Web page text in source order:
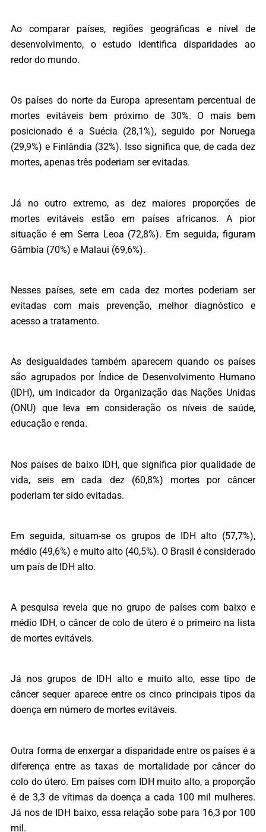
Ao comparar países, regiões geográficas e nível de
desenvolvimento, o estudo identifica disparidades ao
redor do mundo.
Os países do norte da Europa apresentam percentual de
mortes evitáveis bem próximo de 30%. O mais bem
posicionado é a Suécia (28,1%), seguido por Noruega
(29,9%) e Finlândia (32%). Isso significa que, de cada dez
mortes, apenas três poderiam ser evitadas.
Já no outro extremo, as dez maiores proporções de
mortes evitáveis estão em países africanos. A pior
situação é em Serra Leoa (72,8%). Em seguida, figuram
Gâmbia (70%) e Malaui (69,6%).
Nesses países, sete em cada dez mortes poderiam ser
evitadas com mais prevenção, melhor diagnóstico e
acesso a tratamento.
As desigualdades também aparecem quando os países
são agrupados por Índice de Desenvolvimento Humano
(IDH), um indicador da Organização das Nações Unidas
(ONU) que leva em consideração os níveis de saúde,
educação e renda.
Nos países de baixo IDH, que significa pior qualidade de
vida, seis em cada dez (60,8%) mortes por câncer
poderiam ter sido evitadas.
Em seguida, situam-se os grupos de IDH alto (57,7%),
médio (49,6%) e muito alto (40,5%). O Brasil é considerado
um país de IDH alto.
A pesquisa revela que no grupo de países com baixo e
médio IDH, o câncer de colo de útero é o primeiro na lista
de mortes evitáveis.
Já nos grupos de IDH alto e muito alto, esse tipo de
câncer sequer aparece entre os cinco principais tipos da
doença em número de mortes evitáveis.
Outra forma de enxergar a disparidade entre os países é a
diferença entre as taxas de mortalidade por câncer do
colo do útero. Em países com IDH muito alto, a proporção
é de 3,3 de vítimas da doença a cada 100 mil mulheres.
Já nos de IDH baixo, essa relação sobe para 16,3 por 100
mil.